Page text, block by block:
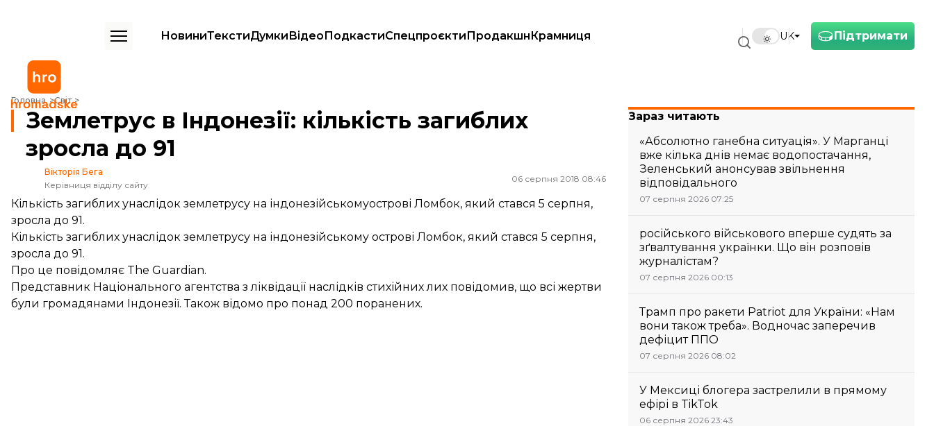
Підтримати
UK
НовиниТекстиДумкиВідеоПодкастиСпецпроєктиПродакшнКрамниця
Головна Світ
Землетрус в Індонезії: кількість загиблих зросла до 91
Землетрус в Індонезії: кількість загиблих
зросла до 91
Вікторія Бега
Керівниця відділу сайту
06 серпня 2018 08:46
Кількість загиблих унаслідок землетрусу на індонезійськомуострові Ломбок, який стався 5 серпня,
зросла до 91.
Кількість загиблих унаслідок землетрусу на індонезійському острові Ломбок, який стався 5 серпня,
зросла до 91.
Про це повідомляє The Guardian.
Представник Національного агентства з ліквідації наслідків стихійних лих повідомив, що всі жертви
були громадянами Індонезії. Також відомо про понад 200 поранених.
Зараз читають
«Абсолютно ганебна ситуація». У Марганці
вже кілька днів немає водопостачання,
Зеленський анонсував звільнення
відповідального
07 серпня 2026 07:25
російського військового вперше судять за
зґвалтування українки. Що він розповів
журналістам?
07 серпня 2026 00:13
Трамп про ракети Patriot для України: «Нам
вони також треба». Водночас заперечив
дефіцит ППО
07 серпня 2026 08:02
У Мексиці блогера застрелили в прямому
ефірі в TikTok
06 серпня 2026 23:43